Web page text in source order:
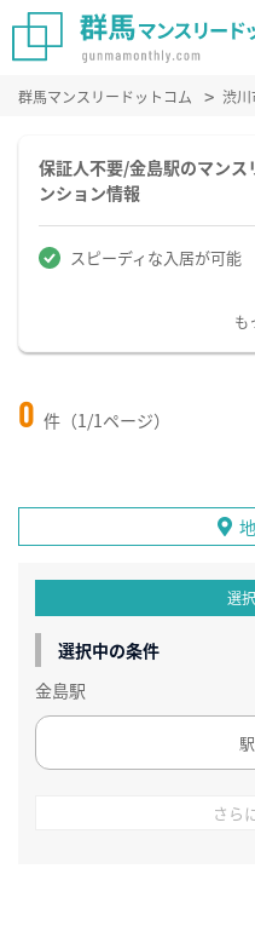
群馬マンスリードットコム 渋川
保証人不要/金島駅のマン
ンション情報
スピーディな入居が可能
も
0 件（1/1ページ）
選
選択中の条件
金島駅
さら